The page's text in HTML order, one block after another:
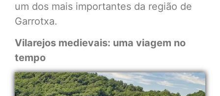
um dos mais importantes da região de
Garrotxa.
Vilarejos medievais: uma viagem no
tempo